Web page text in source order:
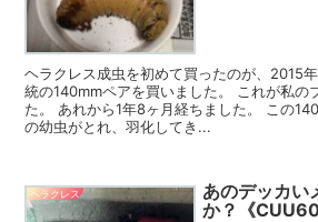
ヘラクレス成虫を初めて買ったのが、2015
統の140mmペアを買いました。 これが私の
た。 あれから1年8ヶ月経ちました。 この
の幼虫がとれ、羽化してき...
ヘラクレス
あのデッカい
か？《